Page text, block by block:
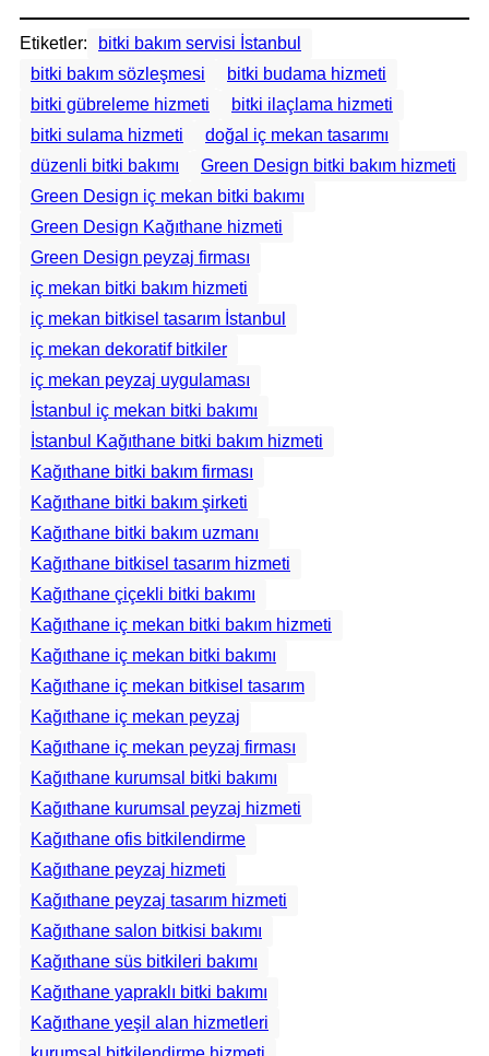
Etiketler:
bitki bakım servisi İstanbul
bitki bakım sözleşmesi
bitki budama hizmeti
bitki gübreleme hizmeti
bitki ilaçlama hizmeti
bitki sulama hizmeti
doğal iç mekan tasarımı
düzenli bitki bakımı
Green Design bitki bakım hizmeti
Green Design iç mekan bitki bakımı
Green Design Kağıthane hizmeti
Green Design peyzaj firması
iç mekan bitki bakım hizmeti
iç mekan bitkisel tasarım İstanbul
iç mekan dekoratif bitkiler
iç mekan peyzaj uygulaması
İstanbul iç mekan bitki bakımı
İstanbul Kağıthane bitki bakım hizmeti
Kağıthane bitki bakım firması
Kağıthane bitki bakım şirketi
Kağıthane bitki bakım uzmanı
Kağıthane bitkisel tasarım hizmeti
Kağıthane çiçekli bitki bakımı
Kağıthane iç mekan bitki bakım hizmeti
Kağıthane iç mekan bitki bakımı
Kağıthane iç mekan bitkisel tasarım
Kağıthane iç mekan peyzaj
Kağıthane iç mekan peyzaj firması
Kağıthane kurumsal bitki bakımı
Kağıthane kurumsal peyzaj hizmeti
Kağıthane ofis bitkilendirme
Kağıthane peyzaj hizmeti
Kağıthane peyzaj tasarım hizmeti
Kağıthane salon bitkisi bakımı
Kağıthane süs bitkileri bakımı
Kağıthane yapraklı bitki bakımı
Kağıthane yeşil alan hizmetleri